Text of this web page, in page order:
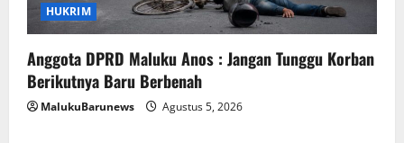
HUKRIM
Anggota DPRD Maluku Anos : Jangan Tunggu Korban
Berikutnya Baru Berbenah
MalukuBarunews Agustus 5, 2026